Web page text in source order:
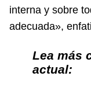
interna y sobre
adecuada»,
Lea más
actual: